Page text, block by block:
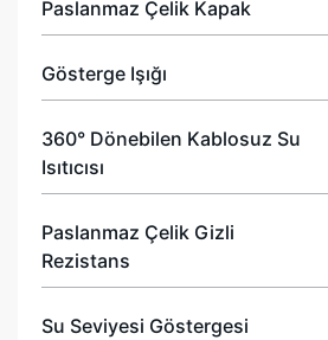
Paslanmaz Çelik Kapak
Gösterge Işığı
360° Dönebilen Kablosuz Su
Isıtıcısı
Paslanmaz Çelik Gizli
Rezistans
Su Seviyesi Göstergesi